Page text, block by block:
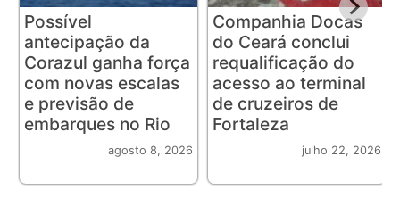
Possível
antecipação da
Corazul ganha força
com novas escalas
e previsão de
embarques no Rio
agosto 8, 2026
Companhia Docas
do Ceará conclui
requalificação do
acesso ao terminal
de cruzeiros de
Fortaleza
julho 22, 2026